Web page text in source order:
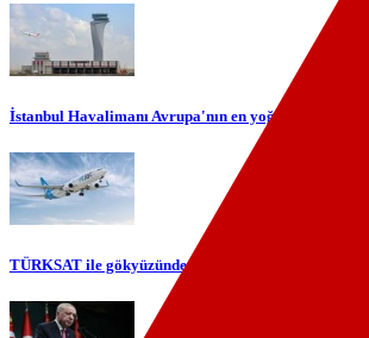
İstanbul Havalimanı Avrupa'nın en yoğun havalimanı
TÜRKSAT ile gökyüzünde yerli internet dönemi